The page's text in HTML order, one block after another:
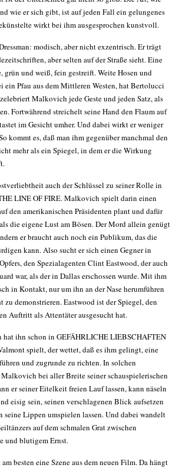
wie er sich gibt, ist auf jeden Fall ein gelungenes
wirkt bei ihm ausgesprochen kunstvoll.
modisch, aber nicht exzentrisch. Er trägt
aber selten auf der Straße sieht. Eine
grün und weiß, fein gestreift. Weite Hosen und
ein Pfau aus dem Mittleren Westen, hat Bertolucci
Malkovich jede Geste und jeden Satz, als
Fortwährend streichelt seine Hand den Flaum auf
im Gesicht umher. Und dabei wirkt er weniger
kommt es, daß man ihm gegenüber manchmal den
mehr als ein Spiegel, in dem er die Wirkung
auch der Schlüssel zu seiner Rolle in
LINE OF FIRE. Malkovich spielt darin einen
den amerikanischen Präsidenten plant und dafür
die eigene Lust am Bösen. Der Mord allein genügt
er braucht auch noch ein Publikum, das die
kann. Also sucht er sich einen Gegner in
den Spezialagenten Clint Eastwood, der auch
war, als der in Dallas erschossen wurde. Mit ihm
in Kontakt, nur um ihn an der Nase herumführen
zu demonstrieren. Eastwood ist der Spiegel, den
Auftritt als Attentäter ausgesucht hat.
hat ihn schon in GEFÄHRLICHE LIEBSCHAFTEN
spielt, der wettet, daß es ihm gelingt, eine
und zugrunde zu richten. In solchen
bei aller Breite seiner schauspielerischen
er seiner Eitelkeit freien Lauf lassen, kann näseln
eisig sein, seinen verschlagenen Blick aufsetzen
seine Lippen umspielen lassen. Und dabei wandelt
auf dem schmalen Grat zwischen
und blutigem Ernst.
besten eine Szene aus dem neuen Film. Da hängt